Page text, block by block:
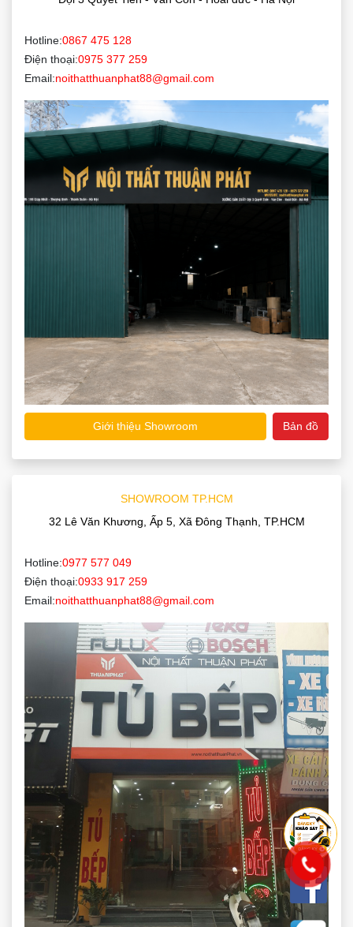
Hotline:0867 475 128
Điện thoại:0975 377 259
Email:noithatthuanphat88@gmail.com
Giới thiệu Showroom Bản đồ
SHOWROOM TP.HCM
32 Lê Văn Khương, Ấp 5, Xã Đông Thạnh, TP.HCM
Hotline:0977 577 049
Điện thoại:0933 917 259
Email:noithatthuanphat88@gmail.com